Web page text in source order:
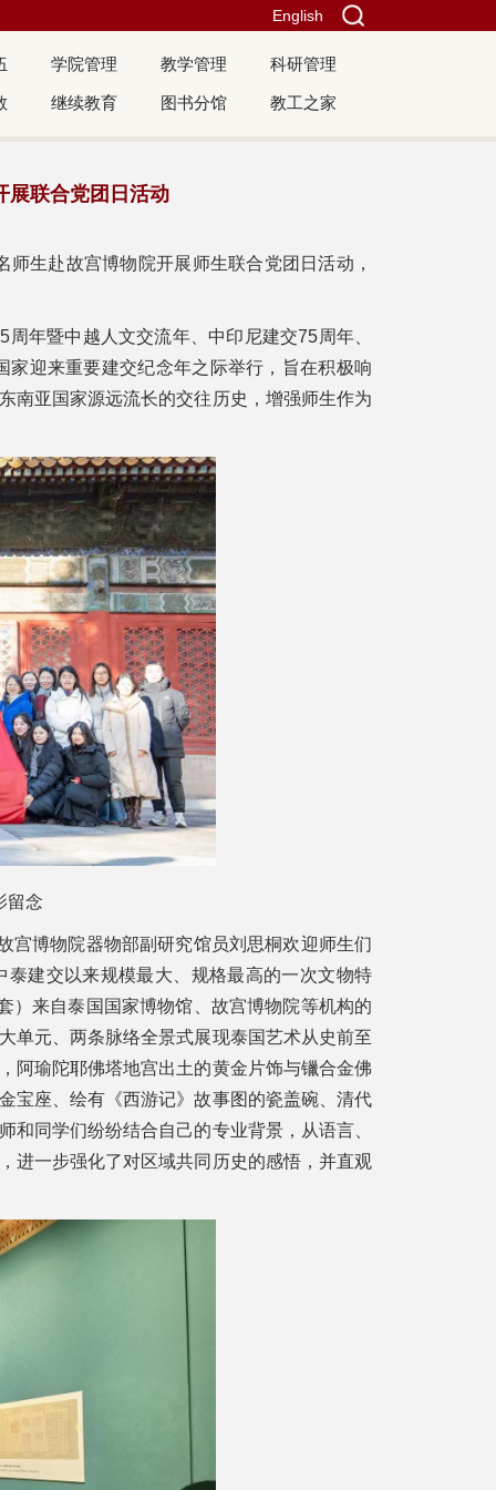
English
学院管理 教学管理 科研管理
继续教育 图书分馆 教工之家
展联合党团日活动
生赴故宫博物院开展师生联合党团日活动，
年暨中越人文交流年、中印尼建交75周年、
迎来重要建交纪念年之际举行，旨在积极响
南亚国家源远流长的交往历史，增强师生作为
留念
宫博物院器物部副研究馆员刘思桐欢迎师生们
建交以来规模最大、规格最高的一次文物特
）来自泰国国家博物馆、故宫博物院等机构的
单元、两条脉络全景式展现泰国艺术从史前至
阿瑜陀耶佛塔地宫出土的黄金片饰与镴合金佛
宝座、绘有《西游记》故事图的瓷盖碗、清代
同学们纷纷结合自己的专业背景，从语言、
进一步强化了对区域共同历史的感悟，并直观